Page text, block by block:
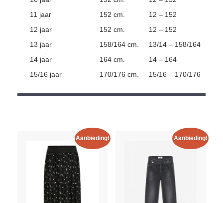
11 jaar
152 cm.
12 – 152
12 jaar
152 cm.
12 – 152
13 jaar
158/164 cm.
13/14 – 158/164
14 jaar
164 cm.
14 – 164
15/16 jaar
170/176 cm. 15/16 – 170/176
Aanbieding! Aanbieding!